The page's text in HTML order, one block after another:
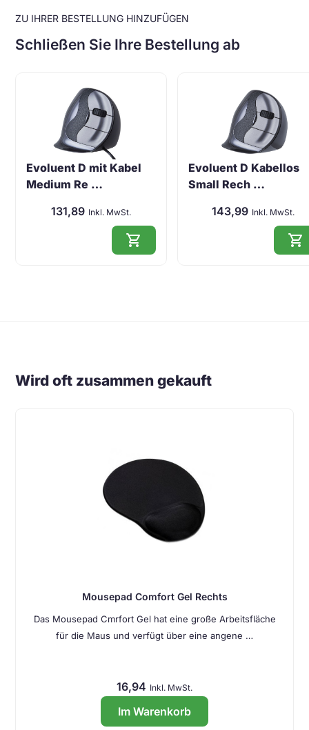
ZU IHRER BESTELLUNG HINZUFÜGEN
Schließen Sie Ihre Bestellung ab
Evoluent D mit Kabel
Medium Re …
131,89 Inkl. MwSt.
shopping_cart
Evoluent D Kabellos
Small Rech …
143,99 Inkl. MwSt.
shopping_cart
Wird oft zusammen gekauft
Mousepad Comfort Gel Rechts
Das Mousepad Cmrfort Gel hat eine große Arbeitsfläche
für die Maus und verfügt über eine angene …
16,94 Inkl. MwSt.
Im Warenkorb